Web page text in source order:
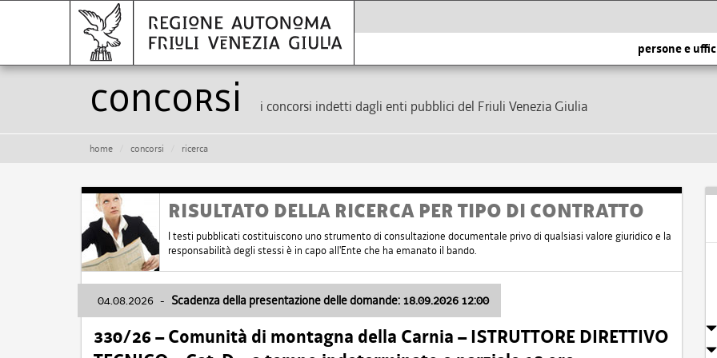
persone e
Concorsi i concorsi indetti dagli enti pubblici del Friuli Venezia Giulia
home concorsi ricerca
RISULTATO DELLA RICERCA PER TIPO DI CONTRATTO
I testi pubblicati costituiscono uno strumento di consultazione documentale privo di qualsiasi valore giuridico e la
responsabilità degli stessi è in capo all'Ente che ha emanato il bando.
04.08.2026 - Scadenza della presentazione delle domande: 18.09.2026 12:00
330/26 – Comunità di montagna della Carnia – ISTRUTTORE DIRETTIVO